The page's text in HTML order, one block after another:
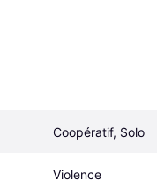
Coopératif, Solo
Violence